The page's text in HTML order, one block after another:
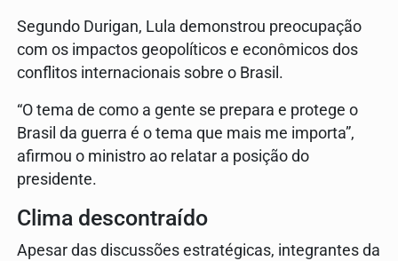
Segundo Durigan, Lula demonstrou preocupação
com os impactos geopolíticos e econômicos dos
conflitos internacionais sobre o Brasil.
“O tema de como a gente se prepara e protege o
Brasil da guerra é o tema que mais me importa”,
afirmou o ministro ao relatar a posição do
presidente.
Clima descontraído
Apesar das discussões estratégicas, integrantes da